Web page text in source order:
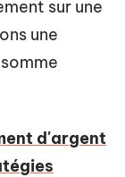
sur une
une
d'argent